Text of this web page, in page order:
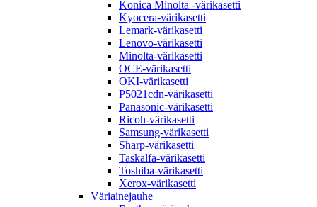
Konica Minolta -värikasetti
Kyocera-värikasetti
Lemark-värikasetti
Lenovo-värikasetti
Minolta-värikasetti
OCE-värikasetti
OKI-värikasetti
P5021cdn-värikasetti
Panasonic-värikasetti
Ricoh-värikasetti
Samsung-värikasetti
Sharp-värikasetti
Taskalfa-värikasetti
Toshiba-värikasetti
Xerox-värikasetti
Väriainejauhe